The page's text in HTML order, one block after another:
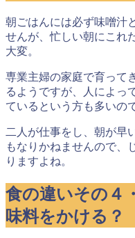
朝ごはんには必ず味噌汁
せんが、忙しい朝にこれ
大変。
専業主婦の家庭で育って
るようですが、人によっ
ているという方も多いの
二人が仕事をし、朝が早
もなりかねませんので、
りますよね。
食の違いその４
味料をかける？